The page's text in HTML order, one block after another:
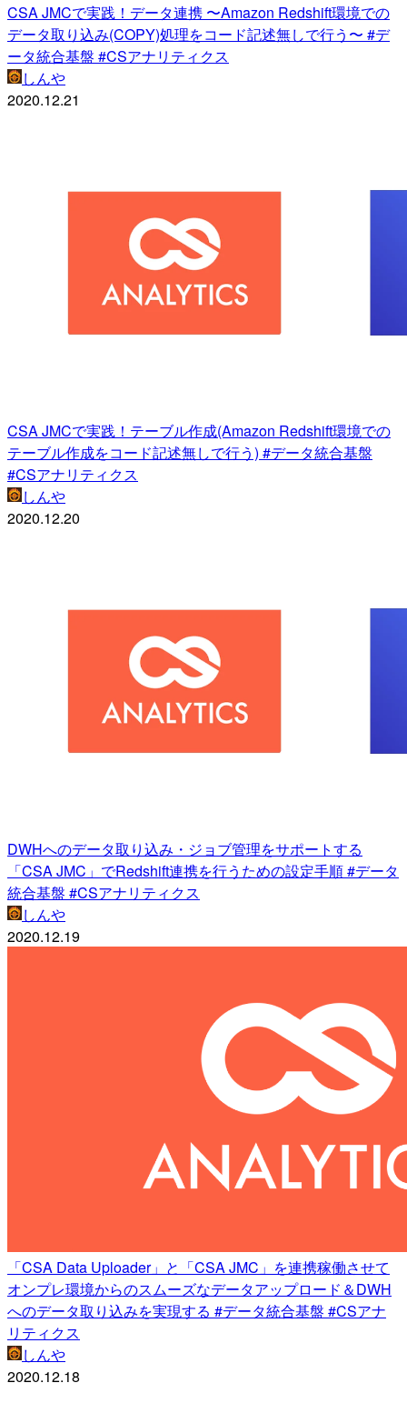
CSA JMCで実践！データ連携 〜Amazon Redshift環境での
データ取り込み(COPY)処理をコード記述無しで行う〜 #デ
ータ統合基盤 #CSアナリティクス
しんや
2020.12.21
CSA JMCで実践！テーブル作成(Amazon Redshift環境での
テーブル作成をコード記述無しで行う) #データ統合基盤
#CSアナリティクス
しんや
2020.12.20
DWHへのデータ取り込み・ジョブ管理をサポートする
「CSA JMC」でRedshift連携を行うための設定手順 #データ
統合基盤 #CSアナリティクス
しんや
2020.12.19
「CSA Data Uploader」と「CSA JMC」を連携稼働させて
オンプレ環境からのスムーズなデータアップロード＆DWH
へのデータ取り込みを実現する #データ統合基盤 #CSアナ
リティクス
しんや
2020.12.18